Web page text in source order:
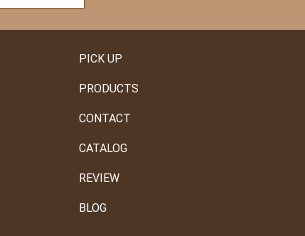
PICK UP
PRODUCTS
CONTACT
CATALOG
REVIEW
BLOG